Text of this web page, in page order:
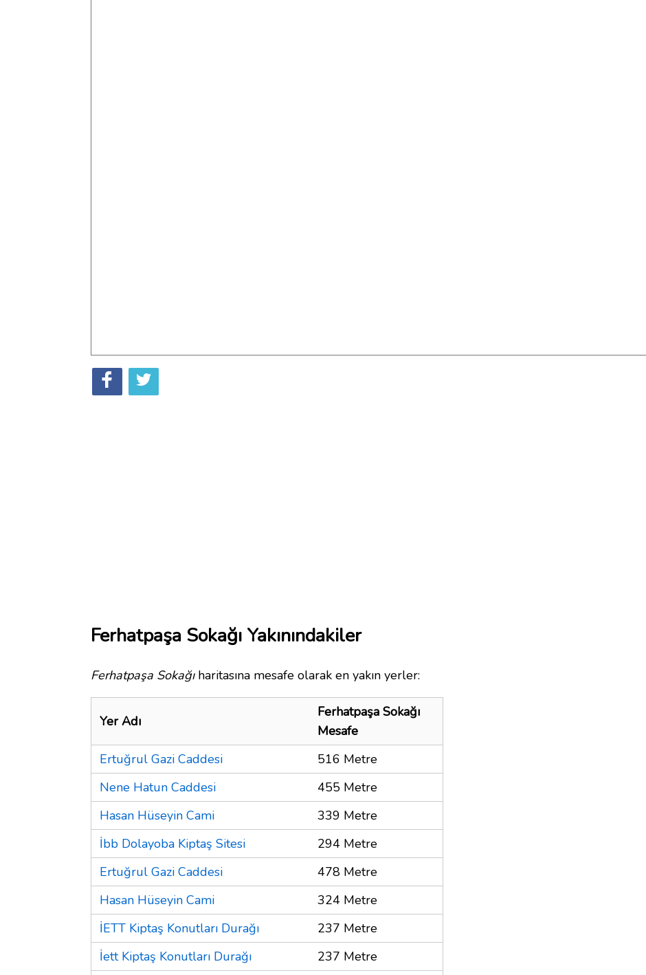
Ferhatpaşa Sokağı Yakınındakiler
Ferhatpaşa Sokağıharitasına mesafe olarak en yakın yerler:
Yer Adı
Ferhatpaşa Sokağı
Mesafe
Ertuğrul Gazi Caddesi
516 Metre
Nene Hatun Caddesi
455 Metre
Hasan Hüseyin Cami
339 Metre
İbb Dolayoba Kiptaş Sitesi
294 Metre
Ertuğrul Gazi Caddesi
478 Metre
Hasan Hüseyin Cami
324 Metre
İETT Kiptaş Konutları Durağı
237 Metre
İett Kiptaş Konutları Durağı
237 Metre